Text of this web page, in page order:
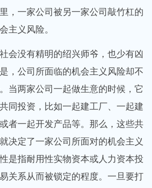
，一家公司被另一家公司敲竹杠的
主义风险。
会没有精明的绍兴师爷，也少有凶
，公司所面临的机会主义风险却不
当两家公司一起做生意的时候，它
同投资，比如一起建工厂、一起建
者一起开发产品等。那么，这些共
决定了一家公司所面对的机会主义
是指耐用性实物资本或人力资本投
关系从而被锁定的程度。一旦要打